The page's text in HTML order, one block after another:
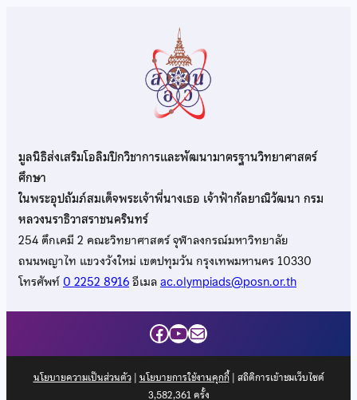
มูลนิธิส่งเสริมโอลิมปิกวิชาการและพัฒนามาตรฐานวิทยาศาสตร์
ศึกษา
ในพระอุปถัมภ์สมเด็จพระเจ้าพี่นางเธอ เจ้าฟ้ากัลยาณิวัฒนา กรม
หลวงนราธิวาสราชนครินทร์
254 ตึกเคมี 2 คณะวิทยาศาสตร์ จุฬาลงกรณ์มหาวิทยาลัย
ถนนพญาไท แขวงวังใหม่ เขตปทุมวัน กรุงเทพมหานคร 10330
โทรศัพท์0 2252 8916อีเมลac.olympiads@posn.or.th
Facebook
YouTube
Mail
นโยบายความเป็นส่วนตัว| นโยบายการใช้งานคุกกี้| สถิติการเข้าชมเว็บไซต์
3,582,361ครั้ง